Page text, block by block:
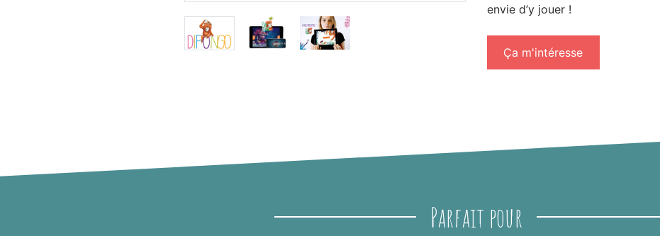
envie d’y jouer !
Ça m'intéresse
Parfait pour